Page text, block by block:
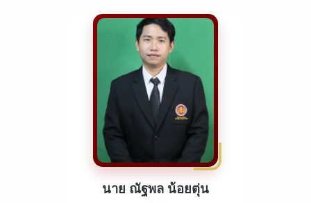
นาย ณัฐพล น้อยตุ่น